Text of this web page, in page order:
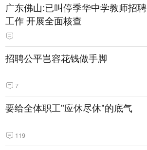
广东佛山:已叫停季华中学教师招聘
工作 开展全面核查
招聘公平岂容花钱做手脚
7
要给全体职工"应休尽休"的底气
119